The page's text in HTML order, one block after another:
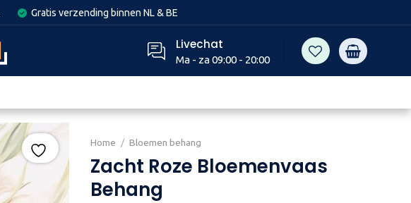
Gratis verzending binnen NL & BE
Livechat
Ma - za 09:00 - 20:00
Home / Bloemen behang
Zacht Roze Bloemenvaas
Behang